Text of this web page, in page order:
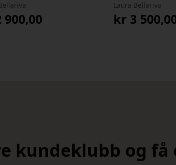
900,00
Laura Bellariva
kr3
kundeklubb og